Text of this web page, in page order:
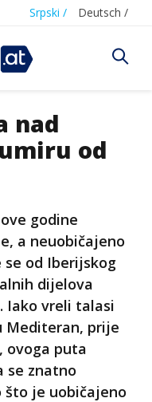
Srpski / Deutsch /
nad
od
godine
a neuobičajeno
od Iberijskog
dijelova
Iako vreli talasi
Mediteran, prije
ovoga puta
se znatno
što je uobičajeno